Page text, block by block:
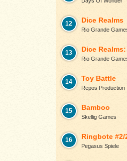
12 Dice Realms
Rio Grande
13 Dice
Rio Grande
14 Toy Battle
Repos Production
15 Bamboo
Skellig Games
16 Ringbote #2/
Pegasus Spiele